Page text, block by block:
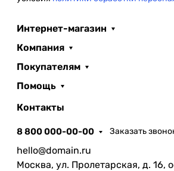
Интернет-магазин
Компания
Покупателям
Помощь
Контакты
8 800 000-00-00 Заказать
hello@domain.ru
Москва, ул. Пролетарская, д. 16,